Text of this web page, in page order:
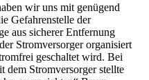
wir uns mit genügend
Gefahrenstelle der
aus sicherer Entfernung
Stromversorger organisiert
geschaltet wird. Bei
dem Stromversorger stellte